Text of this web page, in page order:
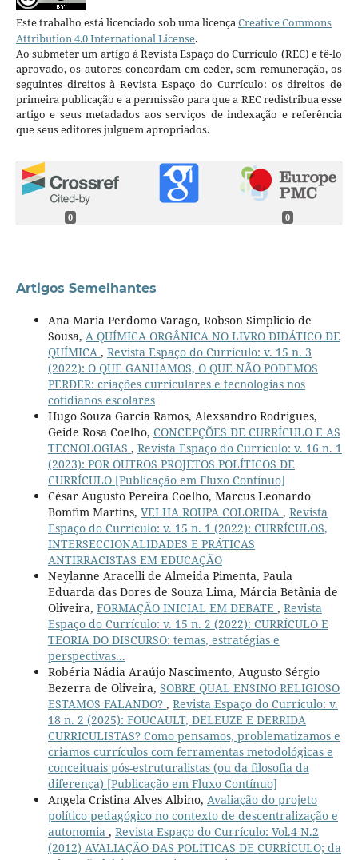
Este trabalho está licenciado sob uma licençaCreative Commons
Attribution 4.0 International License.
Ao submeter um artigo à Revista Espaço do Currículo (REC) e tê-lo
aprovado, os autores concordam em ceder, sem remuneração, os
seguintes direitos à Revista Espaço do Currículo: os direitos de
primeira publicação e a permissão para que a REC redistribua esse
artigo e seus metadados aos serviços de indexação e referência
que seus editores julguem apropriados.
0 0
Artigos Semelhantes
Ana Maria Perdomo Varago, Robson Simplicio de
Sousa, A QUÍMICA ORGÂNICA NO LIVRO DIDÁTICO DE
QUÍMICA , Revista Espaço do Currículo: v. 15 n. 3
(2022): O QUE GANHAMOS, O QUE NÃO PODEMOS
PERDER: criações curriculares e tecnologias nos
cotidianos escolares
Hugo Souza Garcia Ramos, Alexsandro Rodrigues,
Geide Rosa Coelho, CONCEPÇÕES DE CURRÍCULO E AS
TECNOLOGIAS , Revista Espaço do Currículo: v. 16 n. 1
(2023): POR OUTROS PROJETOS POLÍTICOS DE
CURRÍCULO [Publicação em Fluxo Contínuo]
César Augusto Pereira Coelho, Marcus Leonardo
Bomfim Martins, VELHA ROUPA COLORIDA , Revista
Espaço do Currículo: v. 15 n. 1 (2022): CURRÍCULOS,
INTERSECCIONALIDADES E PRÁTICAS
ANTIRRACISTAS EM EDUCAÇÃO
Neylanne Aracelli de Almeida Pimenta, Paula
Eduarda das Dores de Souza Lima, Márcia Betânia de
Oliveira, FORMAÇÃO INICIAL EM DEBATE , Revista
Espaço do Currículo: v. 15 n. 2 (2022): CURRÍCULO E
TEORIA DO DISCURSO: temas, estratégias e
perspectivas...
Robéria Nádia Araújo Nascimento, Augusto Sérgio
Bezerra de Oliveira, SOBRE QUAL ENSINO RELIGIOSO
ESTAMOS FALANDO? , Revista Espaço do Currículo: v.
18 n. 2 (2025): FOUCAULT, DELEUZE E DERRIDA
CURRICULISTAS? Como pensamos, problematizamos e
criamos currículos com ferramentas metodológicas e
conceituais pós-estruturalistas (ou da filosofia da
diferença) [Publicação em Fluxo Contínuo]
Angela Cristina Alves Albino, Avaliação do projeto
político pedagógico no contexto de descentralização e
autonomia , Revista Espaço do Currículo: Vol.4 N.2
(2012) AVALIAÇÃO DAS POLÍTICAS DE CURRÍCULO; da